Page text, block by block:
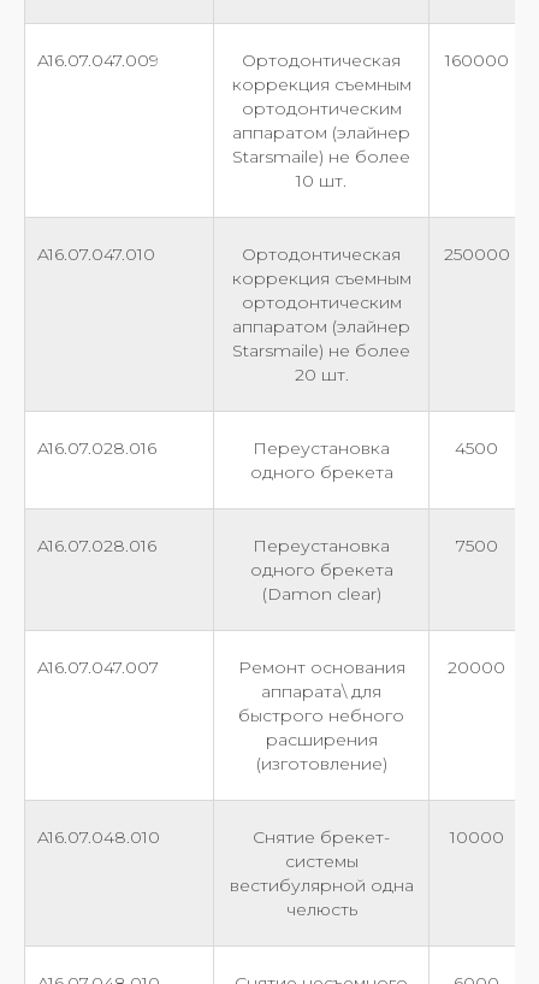
A16.07.047.009
Ортодонтическая
коррекция съемным
ортодонтическим
аппаратом (элайнер
Starsmaile) не более
10 шт.
160000
A16.07.047.010
Ортодонтическая
коррекция съемным
ортодонтическим
аппаратом (элайнер
Starsmaile) не более
20 шт.
250000
A16.07.028.016
Переустановка
одного брекета
4500
A16.07.028.016
Переустановка
одного брекета
(Damon clear)
7500
A16.07.047.007
Ремонт основания
аппарата\ для
быстрого небного
расширения
(изготовление)
20000
A16.07.048.010
Снятие брекет-
системы
вестибулярной одна
челюсть
10000